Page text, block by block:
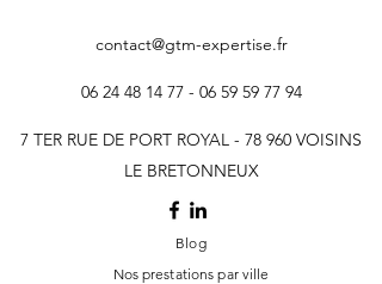
contact@gtm-expertise.fr
06 24 48 14 77 - 06 59 5977 94
7 TER RUE DE PORT ROYAL - 78 960 VOISINS
LE BRETONNEUX
Blog
Nos prestations par ville